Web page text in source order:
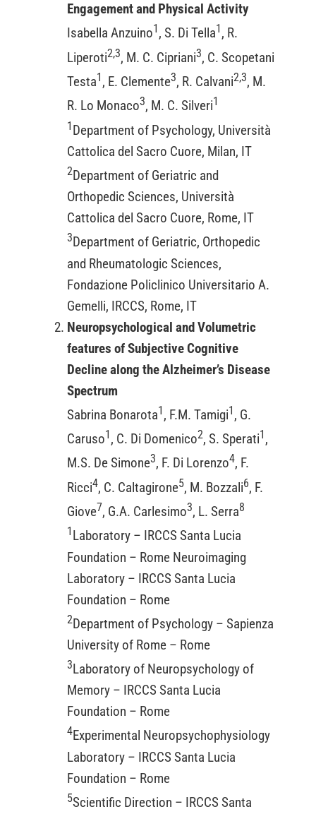
Engagement and Physical Activity
Isabella Anzuino1 , S. Di Tella1 , R.
Liperoti2,3, M. C. Cipriani3, C. Scopetani
Testa1 , E. Clemente3, R. Calvani2,3, M.
R. Lo Monaco3, M. C. Silveri1
1 Department of Psychology, Università
Cattolica del Sacro Cuore, Milan, IT
2Department of Geriatric and
Orthopedic Sciences, Università
Cattolica del Sacro Cuore, Rome, IT
3Department of Geriatric, Orthopedic
and Rheumatologic Sciences,
Fondazione Policlinico Universitario A.
Gemelli, IRCCS, Rome, IT
Neuropsychological and Volumetric
features of Subjective Cognitive
Decline along the Alzheimer’s Disease
Spectrum
Sabrina Bonarota1 , F.M. Tamigi1 , G.
Caruso1 , C. Di Domenico2, S. Sperati1 ,
M.S. De Simone3, F. Di Lorenzo4, F.
Ricci4, C. Caltagirone5, M. Bozzali6, F.
Giove7, G.A. Carlesimo3, L. Serra8
1 Laboratory – IRCCS Santa Lucia
Foundation – Rome Neuroimaging
Laboratory – IRCCS Santa Lucia
Foundation – Rome
2Department of Psychology – Sapienza
University of Rome – Rome
3Laboratory of Neuropsychology of
Memory – IRCCS Santa Lucia
Foundation – Rome
4Experimental Neuropsychophysiology
Laboratory – IRCCS Santa Lucia
Foundation – Rome
5Scientific Direction – IRCCS Santa